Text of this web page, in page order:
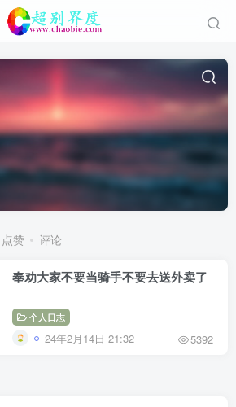
点赞 评论
奉劝大家不要当骑手不要去送外卖了
个人日志
24年2月14日 21:32 5392